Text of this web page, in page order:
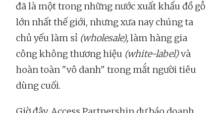
đã là một trong những nước xuất khẩu đồ gỗ
lớn nhất thế giới, nhưng xưa nay chúng ta
chủ yếu làm sỉ (wholesale),làm hàng gia
công không thương hiệu (white-label)và
hoàn toàn "vô danh" trong mắt người tiêu
dùng cuối.